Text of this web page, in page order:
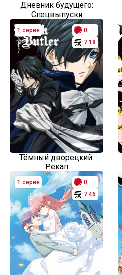
Дневник будущего:
Спецвыпуски
1 серия
0
7.18
Тёмный дворецкий:
Рекап
1 серия
0
7.46